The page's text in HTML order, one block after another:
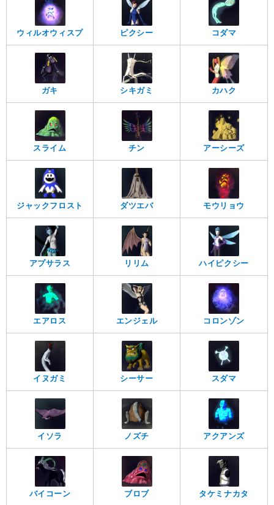
ウィルオウィスプ ピクシー コダマ
ガキ シキガミ カハク
スライム チン アーシーズ
ジャックフロスト ダツエバ モウリョウ
アプサラス リリム ハイピクシー
エアロス エンジェル コロンゾン
イヌガミ シーサー スダマ
イソラ ノズチ アクアンズ
バイコーン ブロブ タケミナカタ